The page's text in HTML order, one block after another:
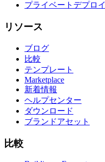
プライベートデプロイ
リソース
ブログ
比較
テンプレート
Marketplace
新着情報
ヘルプセンター
ダウンロード
ブランドアセット
比較